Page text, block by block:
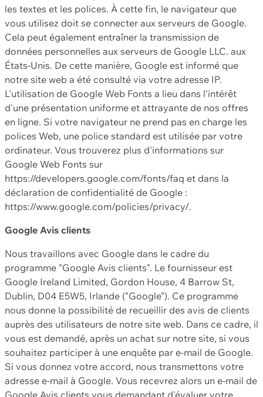
les textes et les polices. À cette fin, le navigateur que
vous utilisez doit se connecter aux serveurs de Google.
Cela peut également entraîner la transmission de
données personnelles aux serveurs de Google LLC. aux
États-Unis. De cette manière, Google est informé que
notre site web a été consulté via votre adresse IP.
L'utilisation de Google Web Fonts a lieu dans l'intérêt
d'une présentation uniforme et attrayante de nos offres
en ligne. Si votre navigateur ne prend pas en charge les
polices Web, une police standard est utilisée par votre
ordinateur. Vous trouverez plus d'informations sur
Google Web Fonts sur
https://developers.google.com/fonts/faq et dans la
déclaration de confidentialité de Google :
https://www.google.com/policies/privacy/.
Google Avis clients
Nous travaillons avec Google dans le cadre du
programme "Google Avis clients". Le fournisseur est
Google Ireland Limited, Gordon House, 4 Barrow St,
Dublin, D04 E5W5, Irlande ("Google"). Ce programme
nous donne la possibilité de recueillir des avis de clients
auprès des utilisateurs de notre site web. Dans ce cadre, il
vous est demandé, après un achat sur notre site, si vous
souhaitez participer à une enquête par e-mail de Google.
Si vous donnez votre accord, nous transmettons votre
adresse e-mail à Google. Vous recevrez alors un e-mail de